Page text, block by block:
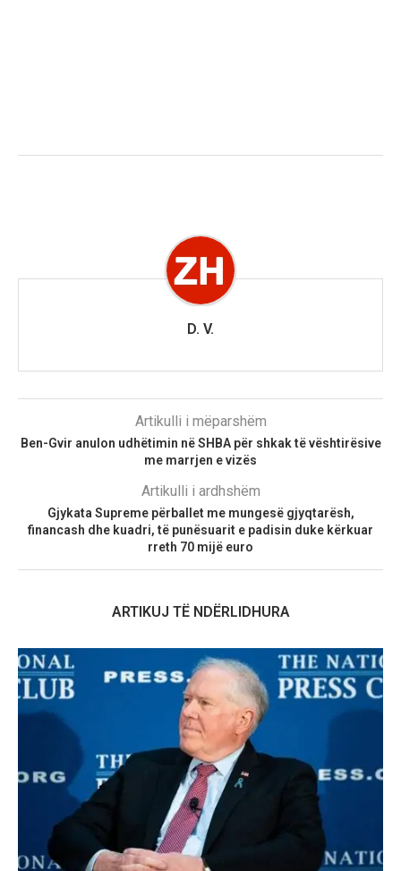
D. V.
Artikulli i mëparshëm
Ben-Gvir anulon udhëtimin në SHBA për shkak të vështirësive
me marrjen e vizës
Artikulli i ardhshëm
Gjykata Supreme përballet me mungesë gjyqtarësh,
financash dhe kuadri, të punësuarit e padisin duke kërkuar
rreth 70 mijë euro
ARTIKUJ TË NDËRLIDHURA